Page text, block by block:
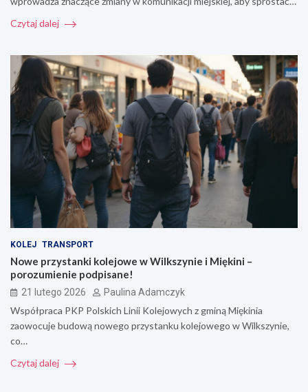
Czytaj dalej
KOLEJ TRANSPORT
Nowe przystanki kolejowe w Wilkszynie i Miękini –
porozumienie podpisane!
21 lutego 2026 Paulina Adamczyk
Współpraca PKP Polskich Linii Kolejowych z gminą Miękinia
zaowocuje budową nowego przystanku kolejowego w Wilkszynie,
co…
Czytaj dalej